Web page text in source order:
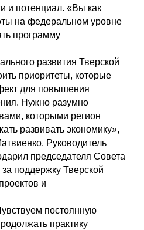
и потенциал. «Вы как
на федеральном уровне
программу
развития Тверской
приоритеты, которые
для повышения
Нужно разумно
которыми регион
развивать экономику»,
Руководитель
председателя Совета
поддержку Тверской
и
постоянную
практику